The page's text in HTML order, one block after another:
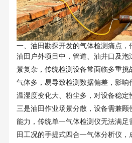
一、油田勘探开发的气体检测痛点，
油田户外项目中，管道、油井口及泡
景复杂，传统检测设备常面临多重挑
气体多，易导致检测数据偏差，影响
温湿度变化大、粉尘多，对设备稳定
三是油田作业场景分散，设备需兼顾
能力，传统单一气体检测仪无法满足
田工况的手提式四合一气体分析仪